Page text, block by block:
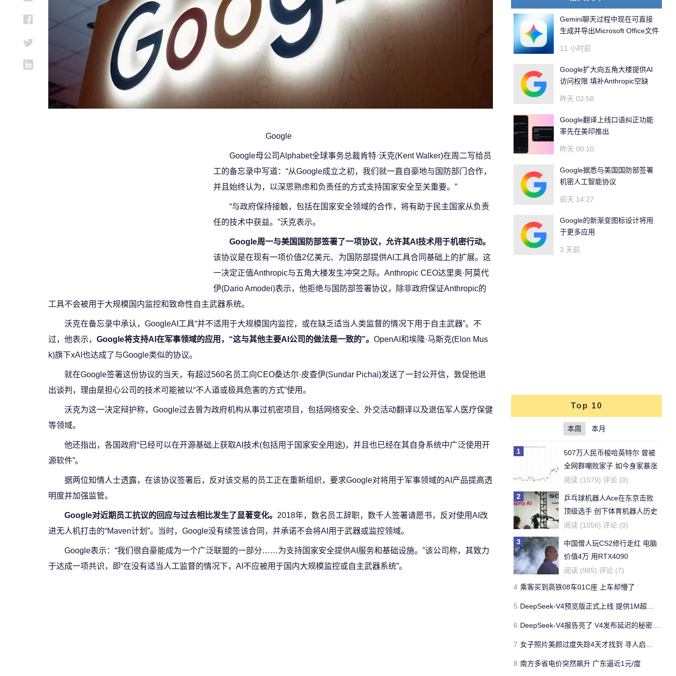
Google
Google母公司Alphabet全球事务总裁肯特·沃克(Kent Walker)在周二写给员
工的备忘录中写道：“从Google成立之初，我们就一直自豪地与国防部门合作，
并且始终认为，以深思熟虑和负责任的方式支持国家安全至关重要。”
“与政府保持接触，包括在国家安全领域的合作，将有助于民主国家从负责
任的技术中获益。”沃克表示。
Google周一与美国国防部签署了一项协议，允许其AI技术用于机密行动。
该协议是在现有一项价值2亿美元、为国防部提供AI工具合同基础上的扩展。这
一决定正值Anthropic与五角大楼发生冲突之际。Anthropic CEO达里奥·阿莫代
伊(Dario Amodei)表示，他拒绝与国防部签署协议，除非政府保证Anthropic的
工具不会被用于大规模国内监控和致命性自主武器系统。
沃克在备忘录中承认，GoogleAI工具“并不适用于大规模国内监控，或在缺乏适当人类监督的情况下用于自主武器”。不
过，他表示， Google将支持AI在军事领域的应用，“这与其他主要AI公司的做法是一致的”。 OpenAI和埃隆·马斯克(Elon Mus
k)旗下xAI也达成了与Google类似的协议。
就在Google签署这份协议的当天，有超过560名员工向CEO桑达尔·皮查伊(Sundar Pichai)发送了一封公开信，敦促他退
出谈判，理由是担心公司的技术可能被以“不人道或极具危害的方式”使用。
沃克为这一决定辩护称，Google过去曾为政府机构从事过机密项目，包括网络安全、外交活动翻译以及退伍军人医疗保健
等领域。
他还指出，各国政府“已经可以在开源基础上获取AI技术(包括用于国家安全用途)，并且也已经在其自身系统中广泛使用开
源软件”。
据两位知情人士透露，在该协议签署后，反对该交易的员工正在重新组织，要求Google对将用于军事领域的AI产品提高透
明度并加强监管。
Google对近期员工抗议的回应与过去相比发生了显著变化。 2018年，数名员工辞职，数千人签署请愿书，反对使用AI改
进无人机打击的“Maven计划”。当时，Google没有续签该合同，并承诺不会将AI用于武器或监控领域。
Google表示：“我们很自豪能成为一个广泛联盟的一部分……为支持国家安全提供AI服务和基础设施。”该公司称，其致力
于达成一项共识，即“在没有适当人工监督的情况下，AI不应被用于国内大规模监控或自主武器系统”。
Gemini聊天过程中现在可直接
生成并导出Microsoft Office文件
11 小时前
Google扩大向五角大楼提供AI
访问权限 填补Anthropic空缺
昨天 02:58
Google翻译上线口语纠正功能
率先在美印推出
昨天 00:10
Google据悉与美国国防部签署
机密人工智能协议
前天 14:27
Google的新渐变图标设计将用
于更多应用
3 天前
Top 10
本周 本月
1
507万人民币梭哈英特尔 曾被
全网群嘲败家子 如今身家暴涨
至1370万元
阅读 (1079) 评论 (0)
2
乒乓球机器人Ace在东京击败
顶级选手 创下体育机器人历史
第一
阅读 (1056) 评论 (0)
3
中国僧人玩CS2修行走红 电脑
价值4万 用RTX4090
阅读 (985) 评论 (7)
4 乘客买到高铁08车01C座 上车却懵了
5 DeepSeek-V4预览版正式上线 提供1M超长上下文记忆全新体验
6 DeepSeek-V4报告亮了 V4发布延迟的秘密终于曝光
7 女子照片美颜过度失踪4天才找到 寻人启事找不到人
8 南方多省电价突然飙升 广东逼近1元/度